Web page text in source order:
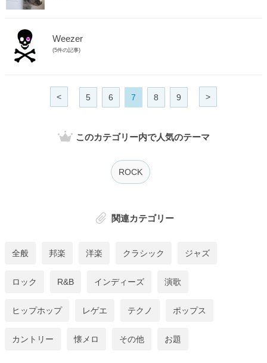
Weezer
(5件の記事)
< 5 6 7 8 9 >
このカテゴリー内で人気のテーマ
ROCK
関連カテゴリー
全般 邦楽 洋楽 クラシック ジャズ
ロック R&B インディーズ 演歌
ヒップホップ レゲエ テクノ ポップス
カントリー 懐メロ その他 お題